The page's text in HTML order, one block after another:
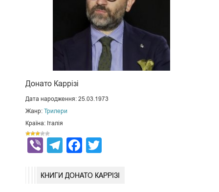
Донато Каррізі
Дата народження: 25.03.1973
Жанр: Трилери
Країна: Італія
ViberTelegram
Facebook
КНИГИ ДОНАТО КАРРІЗІ